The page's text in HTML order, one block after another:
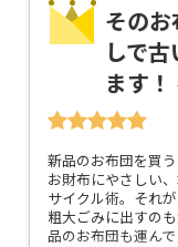
その
しで
ます
新品のお布団を買
お財布にやさしい
サイクル術。それが
粗大ごみに出すの
品のお布団も運ん